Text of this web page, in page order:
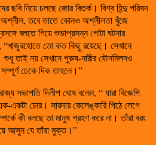
ছবি নিয়ে চলছে জোর বিতর্ক। বিশ্ব হিন্দু পরিষদ
অশ্লীল, তবে তাতে কোনও অশ্লীলতা খুঁজে
বলতে গিয়ে শুভাপ্রসন্ন গোটা ঘটনার
“খাজুরহোতে তো কত কিছু রয়েছে। সেখানে
তাই নয় সেখানে পুরুষ-নারীর যৌনমিলনও
ঢেকে দিক তাহলে।”
সভাপতি দিলীপ ঘোষ বলেন, “ যারা বিজেপি
একটা চোর। সারদার কেলেঙ্কারি পিঠে লেগে
কী বলছে তা মানুষ গ্রহণ করে না। তাঁরা বরং
আসুন যে তাঁরা মুক্ত।”